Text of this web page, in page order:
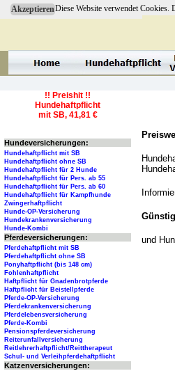
AkzeptierenDiese Website verwendet Cookies.
und
!! Preishit !!
Hundehaftpflicht
mit SB, 41,81 €
Hundeversicherungen:
Hundehaftpflicht mit SB
Hundehaftpflicht ohne SB
Hundehaftpflicht für 2 Hunde
Hundehaftpflicht für Pers. ab 55
Hundehaftpflicht für Pers. ab 60
Hundehaftpflicht für Kampfhunde
Zwingerhaftpflicht
Hunde-OP-Versicherung
Hundekrankenversicherung
Hunde-Kombi
Pferdeversicherungen:
Pferdehaftpflicht mit SB
Pferdehaftpflicht ohne SB
Ponyhaftpflicht (bis 148 cm)
Fohlenhaftpflicht
Haftpflicht für Gnadenbrotpferde
Haftpflicht für Beistellpferde
Pferde-OP-Versicherung
Pferdekrankenversicherung
Pferdelebensversicherung
Pferde-Kombi
Pensionspferdeversicherung
Reiterunfallversicherung
Reitlehrerhaftpflicht/Reittherapeut
Schul- und Verleihpferdehaftpflicht
Katzenversicherungen: